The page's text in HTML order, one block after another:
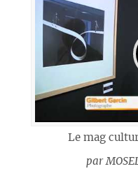
Le mag
par